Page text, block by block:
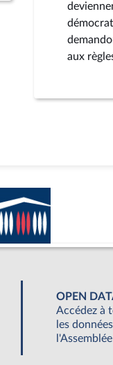
aux
OPEN
Accédez à
les